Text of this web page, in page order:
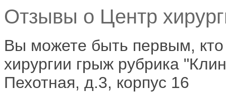
Отзывы о Центр
Вы можете быть первым,
хирургии грыж рубрика
Пехотная, д.3, корпус 16